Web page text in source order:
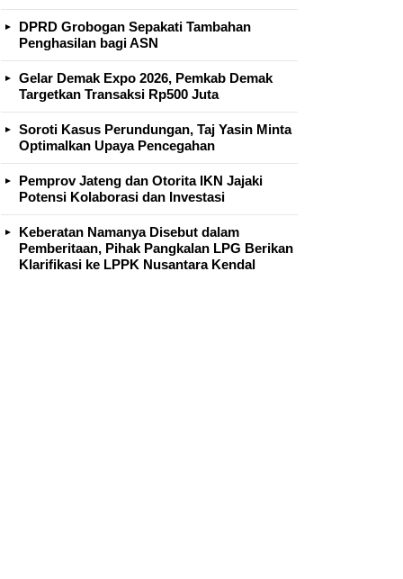
DPRD Grobogan Sepakati Tambahan
Penghasilan bagi ASN
Gelar Demak Expo 2026, Pemkab Demak
Targetkan Transaksi Rp500 Juta
Soroti Kasus Perundungan, Taj Yasin Minta
Optimalkan Upaya Pencegahan
Pemprov Jateng dan Otorita IKN Jajaki
Potensi Kolaborasi dan Investasi
Keberatan Namanya Disebut dalam
Pemberitaan, Pihak Pangkalan LPG Berikan
Klarifikasi ke LPPK Nusantara Kendal